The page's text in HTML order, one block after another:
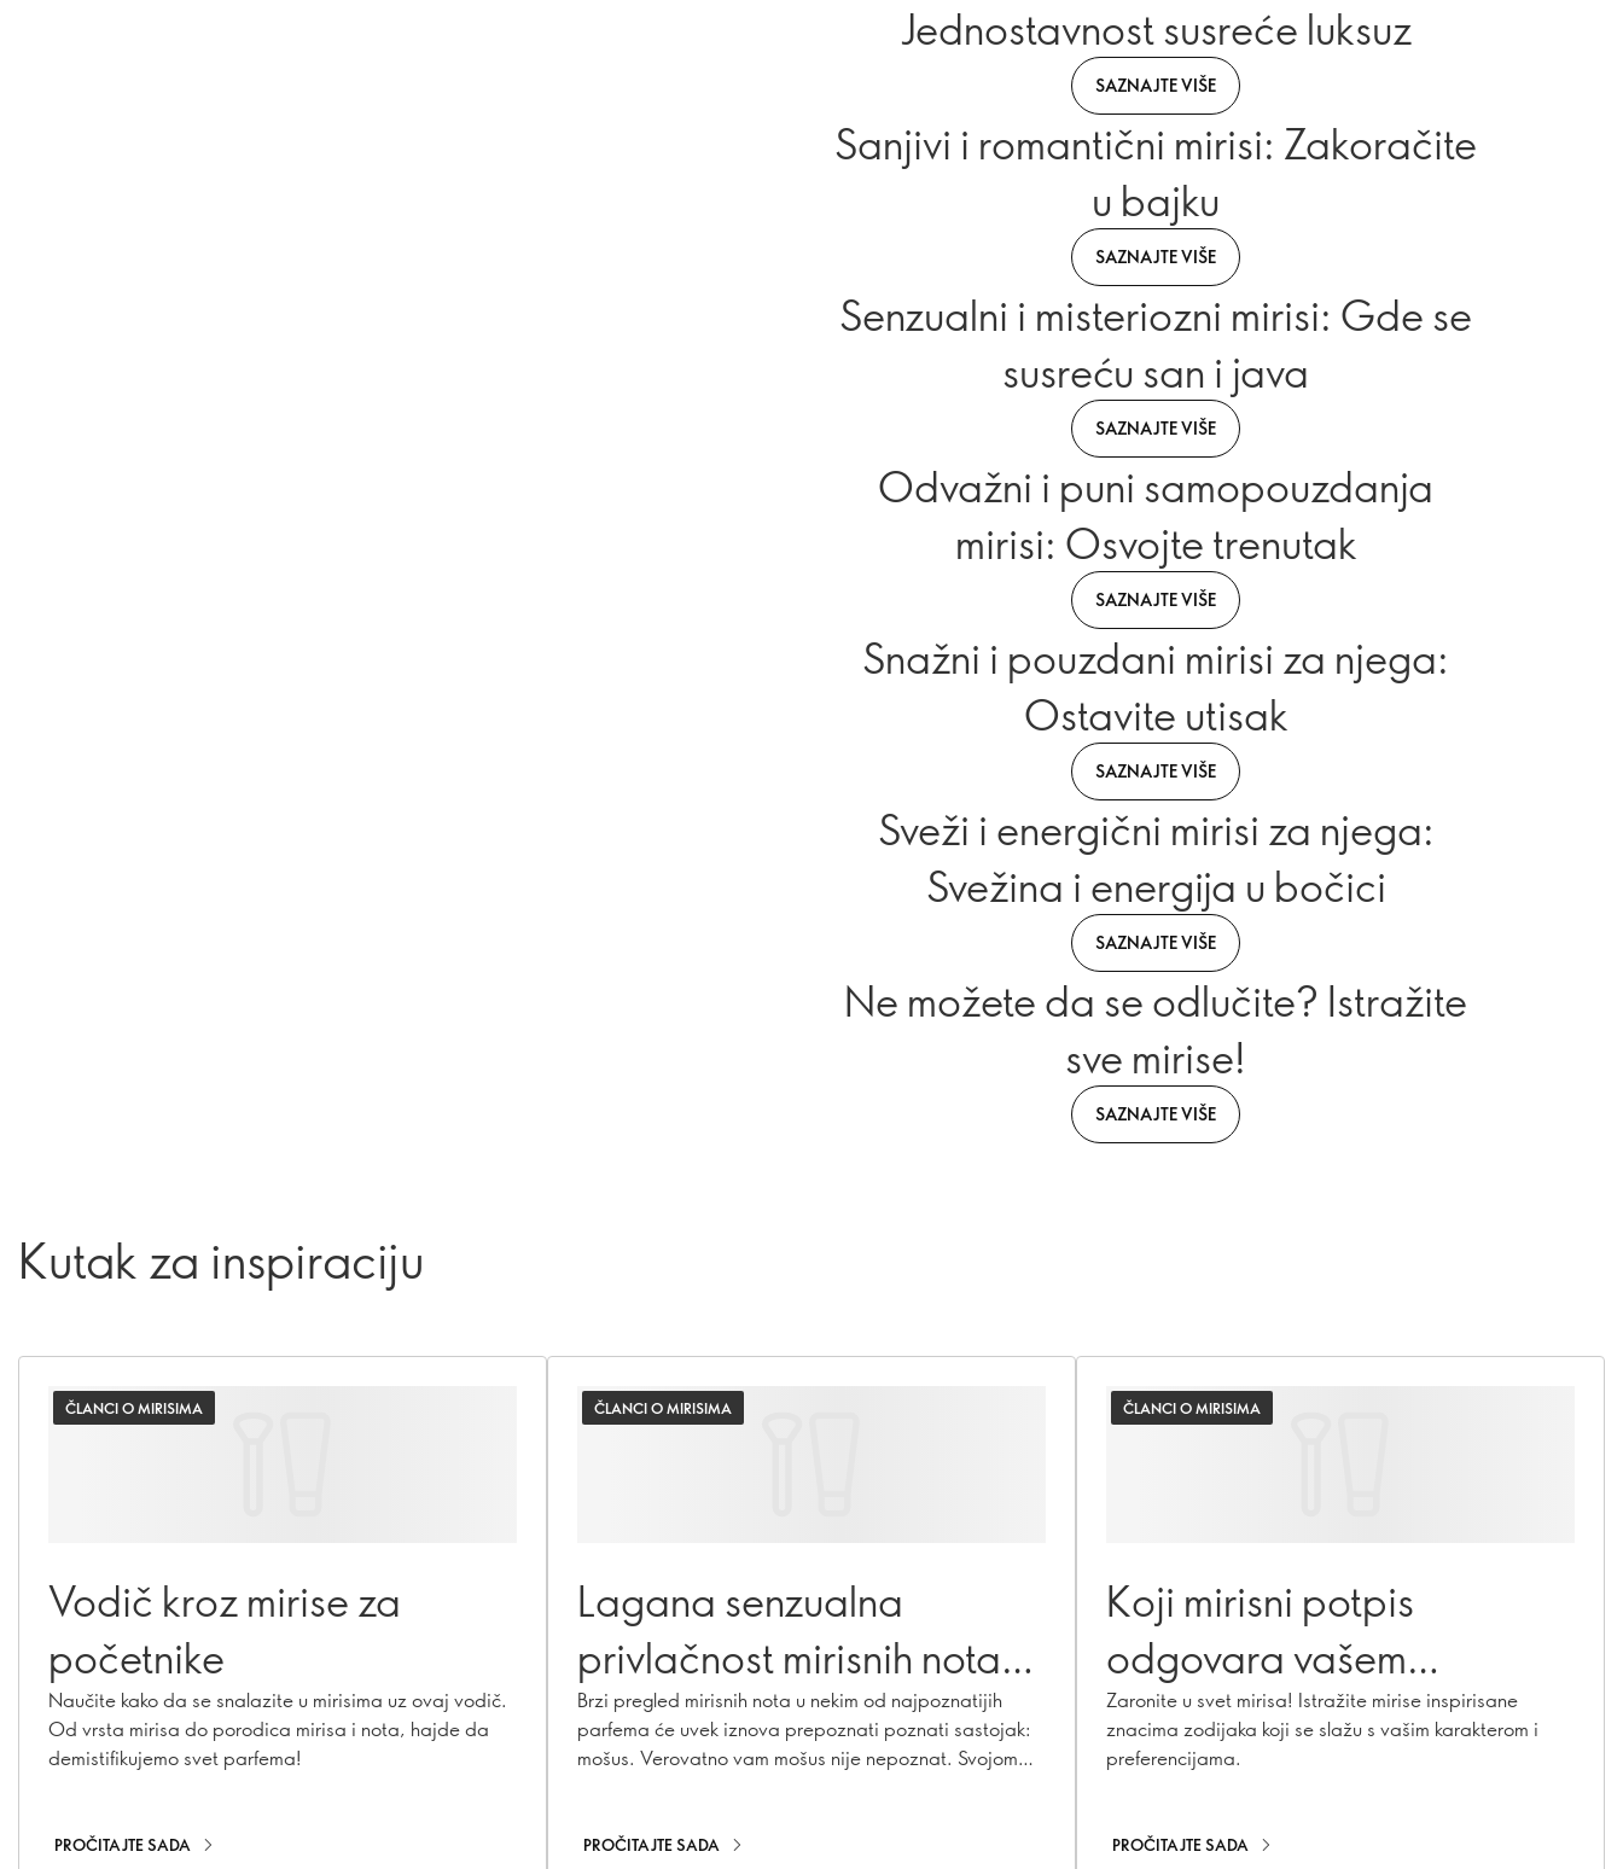
Jednostavnost susreće luksuz
SAZNAJTE VIŠE
Sanjivi i romantični mirisi: Zakoračite
u bajku
SAZNAJTE VIŠE
Senzualni i misteriozni mirisi: Gde se
susreću san i java
SAZNAJTE VIŠE
Odvažni i puni samopouzdanja
mirisi: Osvojte trenutak
SAZNAJTE VIŠE
Snažni i pouzdani mirisi za njega:
Ostavite utisak
SAZNAJTE VIŠE
Sveži i energični mirisi za njega:
Svežina i energija u bočici
SAZNAJTE VIŠE
Ne možete da se odlučite? Istražite
sve mirise!
SAZNAJTE VIŠE
Kutak za inspiraciju
ČLANCI O MIRISIMA
Vodič kroz mirise za
početnike
Naučite kako da se snalazite u mirisima uz ovaj vodič.
Od vrsta mirisa do porodica mirisa i nota, hajde da
demistifikujemo svet parfema!
PROČITAJTE SADA
ČLANCI O MIRISIMA
Lagana senzualna
privlačnost mirisnih nota
mošusa
Brzi pregled mirisnih nota u nekim od najpoznatijih
parfema će uvek iznova prepoznati poznati sastojak:
mošus. Verovatno vam mošus nije nepoznat. Svojom
spominjemo beskrajne komplimente i pitanja koji
PROČITAJTE SADA
ČLANCI O MIRISIMA
Koji mirisni potpis
odgovara vašem
horoskopskom znaku?
Zaronite u svet mirisa! Istražite mirise inspirisane
znacima zodijaka koji se slažu s vašim karakterom i
preferencijama.
PROČITAJTE SADA